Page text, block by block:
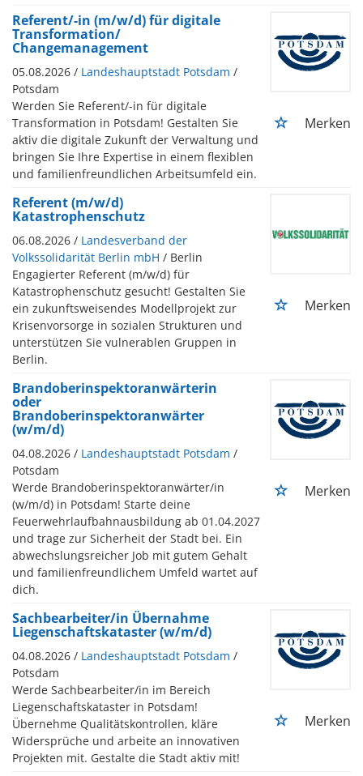
Referent/-in (m/w/d) für digitale
Transformation/
Changemanagement
05.08.2026 / Landeshauptstadt Potsdam /
Potsdam
Werden Sie Referent/-in für digitale
Transformation in Potsdam! Gestalten Sie
aktiv die digitale Zukunft der Verwaltung und
bringen Sie Ihre Expertise in einem flexiblen
und familienfreundlichen Arbeitsumfeld ein.
Merken
Referent (m/w/d)
Katastrophenschutz
06.08.2026 / Landesverband der
Volkssolidarität Berlin mbH / Berlin
Engagierter Referent (m/w/d) für
Katastrophenschutz gesucht! Gestalten Sie
ein zukunftsweisendes Modellprojekt zur
Krisenvorsorge in sozialen Strukturen und
unterstützen Sie vulnerablen Gruppen in
Berlin.
Merken
Brandoberinspektoranwärterin
oder
Brandoberinspektoranwärter
(w/m/d)
04.08.2026 / Landeshauptstadt Potsdam /
Potsdam
Werde Brandoberinspektoranwärter/in
(w/m/d) in Potsdam! Starte deine
Feuerwehrlaufbahnausbildung ab 01.04.2027
und trage zur Sicherheit der Stadt bei. Ein
abwechslungsreicher Job mit gutem Gehalt
und familienfreundlichem Umfeld wartet auf
dich.
Merken
Sachbearbeiter/in Übernahme
Liegenschaftskataster (w/m/d)
04.08.2026 / Landeshauptstadt Potsdam /
Potsdam
Werde Sachbearbeiter/in im Bereich
Liegenschaftskataster in Potsdam!
Übernehme Qualitätskontrollen, kläre
Widersprüche und arbeite an innovativen
Projekten mit. Gestalte die Stadt aktiv mit!
Merken